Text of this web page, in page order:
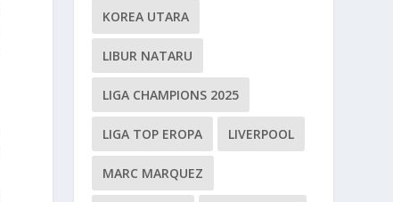
KOREA UTARA
LIBUR NATARU
LIGA CHAMPIONS 2025
LIGA TOP EROPA LIVERPOOL
MARC MARQUEZ